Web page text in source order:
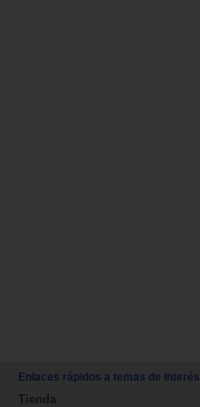
Enlaces rápidos a temas de interés
Tienda